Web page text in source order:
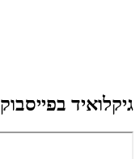
גיקלואיד בפייסבוק